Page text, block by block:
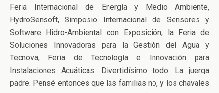
Feria Internacional de Energía y Medio Ambiente,
HydroSensoft, Simposio Internacional de Sensores y
Software Hidro-Ambiental con Exposición, la Feria de
Soluciones Innovadoras para la Gestión del Agua y
Tecnova, Feria de Tecnología e Innovación para
Instalaciones Acuáticas. Divertidísimo todo. La juerga
padre. Pensé entonces que las familias no, y los chavales